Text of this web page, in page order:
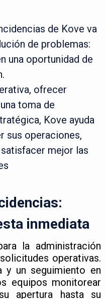
de Kove va
de problemas:
una oportunidad de
ofrecer
toma de
Kove ayuda
sus operaciones,
mejor las
inmediata
la administración
operativas.
y un seguimiento en
equipos monitorear
apertura hasta su